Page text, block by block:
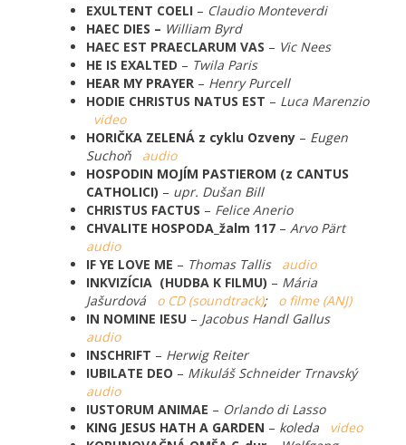
EXULTENT COELI – Claudio Monteverdi
HAEC DIES – William Byrd
HAEC EST PRAECLARUM VAS – Vic Nees
HE IS EXALTED – Twila Paris
HEAR MY PRAYER – Henry Purcell
HODIE CHRISTUS NATUS EST – Luca Marenzio
video
HORIČKA ZELENÁ z cyklu Ozveny – Eugen
Suchoň audio
HOSPODIN MOJÍM PASTIEROM (z CANTUS
CATHOLICI) – upr. Dušan Bill
CHRISTUS FACTUS – Felice Anerio
CHVALITE HOSPODA_žalm 117 – Arvo Pärt
audio
IF YE LOVE ME – Thomas Tallis audio
INKVIZÍCIA (HUDBA K FILMU) – Mária
Jašurdová o CD (soundtrack); o filme (ANJ)
IN NOMINE IESU – Jacobus Handl Gallus
audio
INSCHRIFT – Herwig Reiter
IUBILATE DEO – Mikuláš Schneider Trnavský
audio
IUSTORUM ANIMAE – Orlando di Lasso
KING JESUS HATH A GARDEN – koleda
video